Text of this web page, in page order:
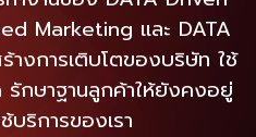
Marketing และ DATA
างการเติบโตของบริษัท ใช้
กษาฐานลูกค้าให้ยังคงอยู่
บริการของเรา